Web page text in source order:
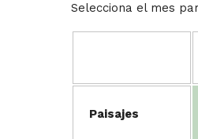
Selecciona el mes
Paisajes